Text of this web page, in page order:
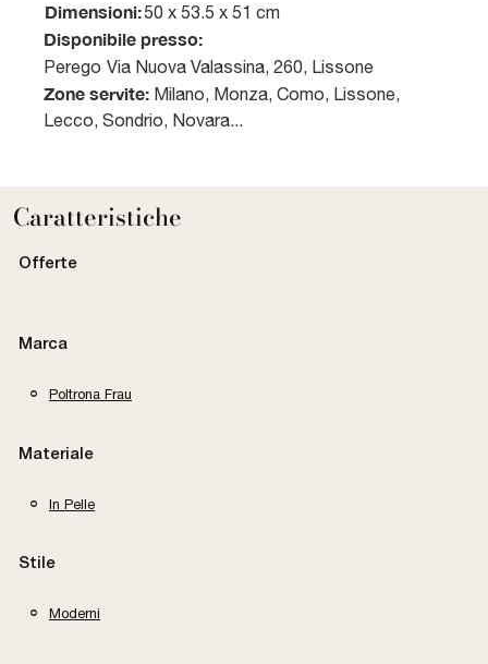
Dimensioni:50 x 53.5 x 51 cm
Disponibile presso:
Perego Via Nuova Valassina, 260, Lissone
Zone servite: Milano, Monza, Como, Lissone,
Lecco, Sondrio, Novara...
Caratteristiche
Offerte
Marca
Poltrona Frau
Materiale
In Pelle
Stile
Moderni